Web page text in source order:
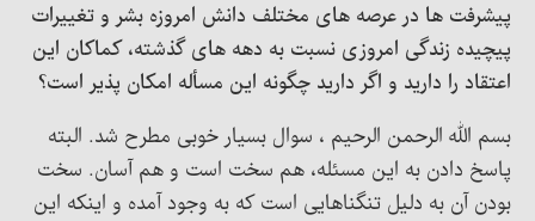
پیشرفت ها در عرصه های مختلف دانش امروزه بشر و تغییرات
پیچیده زندگی امروزی نسبت به دهه های گذشته، کماکان این
اعتقاد را دارید و اگر دارید چگونه این مسأله امکان پذیر است؟
بسم الله الرحمن الرحیم ، سوال بسیار خوبی مطرح شد. البته
پاسخ دادن به این مسئله، هم سخت است و هم آسان. سخت
بودن آن به دلیل تنگناهایی است که به وجود آمده و اینکه این